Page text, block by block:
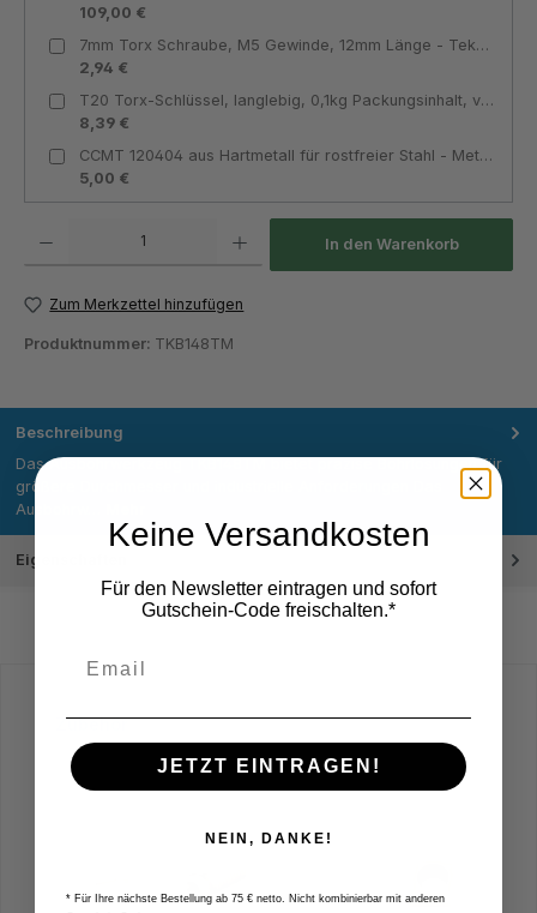
109,00 €
7mm Torx Schraube, M5 Gewinde, 12mm Länge - Teknik Makina
2,94 €
T20 Torx-Schlüssel, langlebig, 0,1kg Packungsinhalt, vielseitig einsetzbar - Teknik Makina
8,39 €
CCMT 120404 aus Hartmetall für rostfreier Stahl - MetavCUT
5,00 €
In den Warenkorb
Zum Merkzettel hinzufügen
Produktnummer: TKB148TM
Beschreibung
Das Ausbohrwerkzeug TKB148TM bietet präzise Bohrlösungen für
größere Durchmesser und industrielle Anforderungen Das
Ausbohrw…
Eigenschaften
Produktgalerie überspringen
Zubehör
Keine Versandkosten
Für den Newsletter eintragen und sofort
Gutschein-Code freischalten.*
JETZT EINTRAGEN!
NEIN, DANKE!
* Für Ihre nächste Bestellung ab 75 € netto. Nicht kombinierbar mit anderen